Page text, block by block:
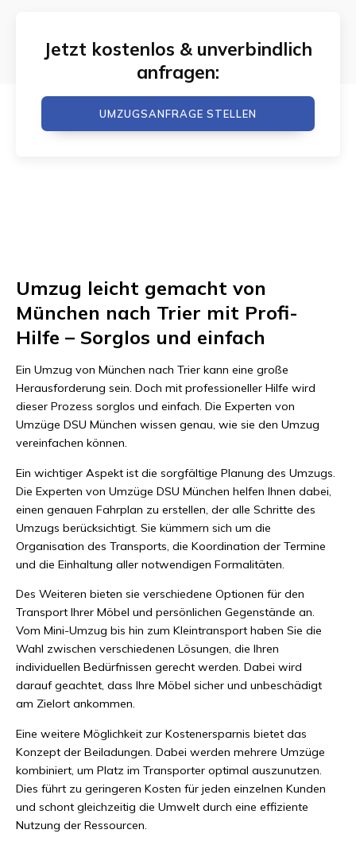
Jetzt kostenlos & unverbindlich
anfragen:
UMZUGSANFRAGE STELLEN
Umzug leicht gemacht von
München nach Trier mit Profi-
Hilfe – Sorglos und einfach
Ein Umzug von München nach Trier kann eine große
Herausforderung sein. Doch mit professioneller Hilfe wird
dieser Prozess sorglos und einfach. Die Experten von
Umzüge DSU München wissen genau, wie sie den Umzug
vereinfachen können.
Ein wichtiger Aspekt ist die sorgfältige Planung des Umzugs.
Die Experten von Umzüge DSU München helfen Ihnen dabei,
einen genauen Fahrplan zu erstellen, der alle Schritte des
Umzugs berücksichtigt. Sie kümmern sich um die
Organisation des Transports, die Koordination der Termine
und die Einhaltung aller notwendigen Formalitäten.
Des Weiteren bieten sie verschiedene Optionen für den
Transport Ihrer Möbel und persönlichen Gegenstände an.
Vom Mini-Umzug bis hin zum Kleintransport haben Sie die
Wahl zwischen verschiedenen Lösungen, die Ihren
individuellen Bedürfnissen gerecht werden. Dabei wird
darauf geachtet, dass Ihre Möbel sicher und unbeschädigt
am Zielort ankommen.
Eine weitere Möglichkeit zur Kostenersparnis bietet das
Konzept der Beiladungen. Dabei werden mehrere Umzüge
kombiniert, um Platz im Transporter optimal auszunutzen.
Dies führt zu geringeren Kosten für jeden einzelnen Kunden
und schont gleichzeitig die Umwelt durch eine effiziente
Nutzung der Ressourcen.